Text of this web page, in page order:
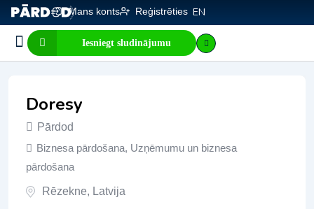
Mans konts Reģistrēties EN
Iesniegt sludinājumu
Doresy
Pārdod
Biznesa pārdošana, Uzņēmumu un biznesa
pārdošana
Rēzekne, Latvija